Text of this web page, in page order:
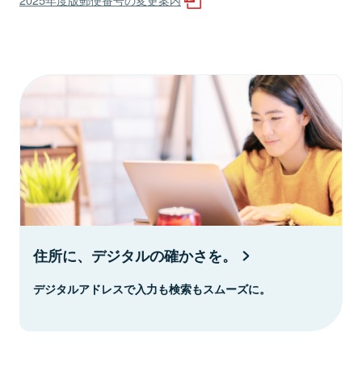
住所に、デジタルの確かさを。
デジタルアドレスで入力も検索もスムーズに。